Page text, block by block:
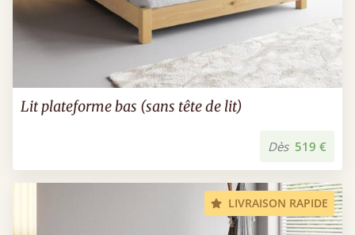
Lit plateforme bas (sans tête de lit)
Dès 519 €
LIVRAISON RAPIDE